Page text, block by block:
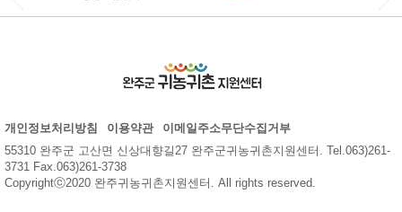
개인정보처리방침 이용약관
이메일주소무단수집거부
55310 완주군 고산면 신상대향길27 완주군귀농귀촌지원센터. Tel.063)261-
3731 Fax.063)261-3738
Copyrightⓒ2020 완주귀농귀촌지원센터. All rights reserved.